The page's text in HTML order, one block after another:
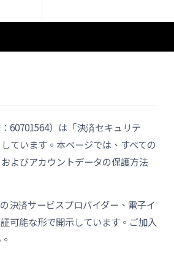
60701564）は「決済セキュリテ
ています。本ページでは、すべての
よびアカウントデータの保護方法
決済サービスプロバイダー、電子イ
可能な形で開示しています。ご加入